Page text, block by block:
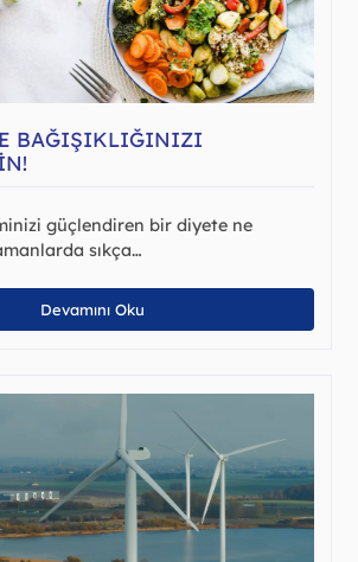
BAĞIŞIKLIĞINIZI
güçlendiren bir diyete ne
sıkça…
Devamını Oku